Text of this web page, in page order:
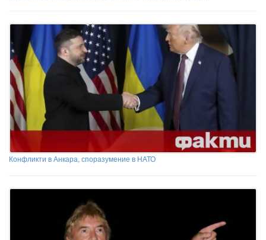
Конфликти в Анкара, споразумение в НАТО